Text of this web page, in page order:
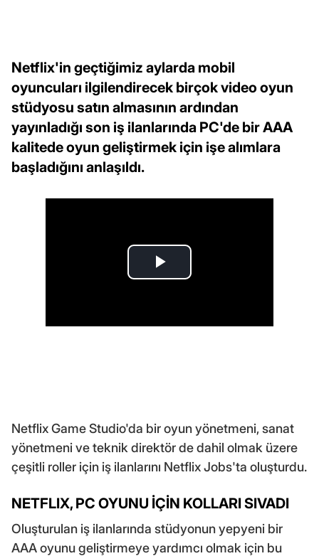
Netflix'in geçtiğimiz aylarda mobil
oyuncuları ilgilendirecek birçok video oyun
stüdyosu satın almasının ardından
yayınladığı son iş ilanlarında PC'de bir AAA
kalitede oyun geliştirmek için işe alımlara
başladığını anlaşıldı.
Netflix Game Studio'da bir oyun yönetmeni, sanat
yönetmeni ve teknik direktör de dahil olmak üzere
çeşitli roller için iş ilanlarını Netflix Jobs'ta oluşturdu.
NETFLIX, PC OYUNU İÇİN KOLLARI SIVADI
Oluşturulan iş ilanlarında stüdyonun yepyeni bir
AAA oyunu geliştirmeye yardımcı olmak için bu